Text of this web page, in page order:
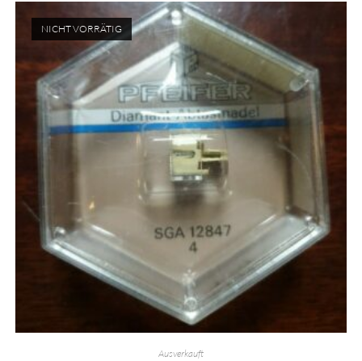
NICHT VORRÄTIG
Ausverkauft